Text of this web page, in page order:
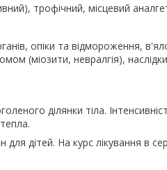
трофічний, місцевий
опіки та відмороження,
(міозити, невралгія),
ділянки тіла.
дітей. На курс лікування в